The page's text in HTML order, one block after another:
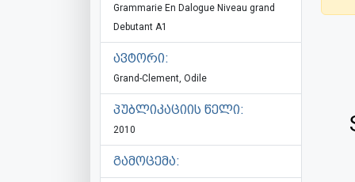
Grammarie En Dalogue Niveau grand
Debutant A1
ავტორი:
Grand-Clement, Odile
პუბლიკაციის წელი:
2010
გამოცემა: